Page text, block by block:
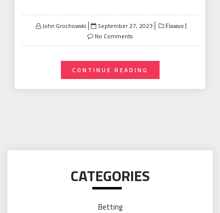
John Grochowski
Posted
on
September 27, 2023 Finance
No Comments
CONTINUE READING
CATEGORIES
Betting